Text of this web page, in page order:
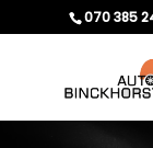
070 385